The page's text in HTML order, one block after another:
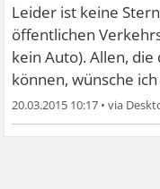
Leider ist keine
öffentlichen
kein Auto). Allen,
können, wünsche
20.03.2015 10:17 •